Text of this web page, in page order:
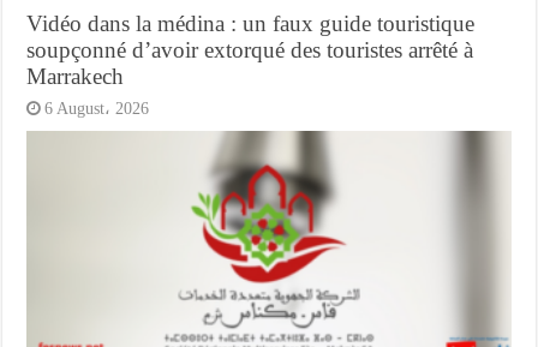
Vidéo dans la médina : un faux guide touristique
soupçonné d’avoir extorqué des touristes arrêté à
Marrakech
6 August، 2026